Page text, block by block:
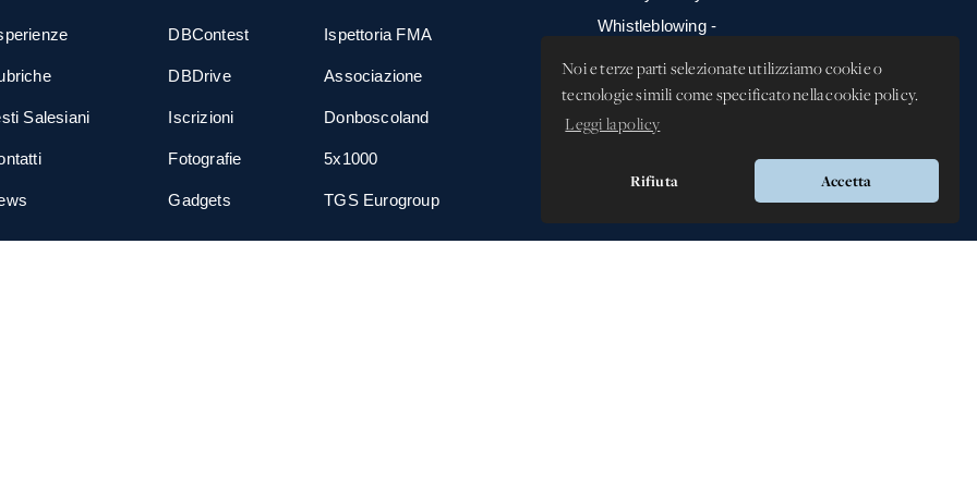
Noi e terze parti selezionate utilizziamo cookie o
tecnologie simili come specificato nella cookie policy.
Leggi la policy
Rifiuta Accetta
Salesiani
DBContest
DBDrive
Iscrizioni
Fotografie
Gadgets
Ispettoria FMA
Associazione
Donboscoland
5x1000
TGS Eurogroup
Whistleblowing -